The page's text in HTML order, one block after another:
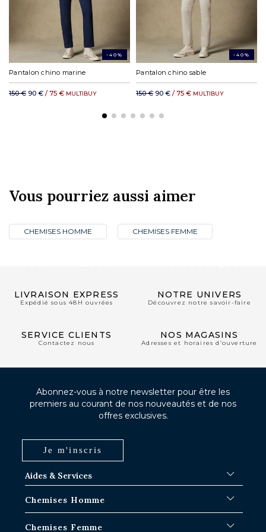
-40%
Pantalon chino marine
150 € 90 € / 75 € MULTIBUY
-40%
Pantalon chino sable
150 € 90 € / 75 € MULTIBUY
Vous pourriez aussi aimer
CHEMISES HOMME CHEMISES FEMME
LIVRAISON EXPRESS
Expédié sous 48H ouvrées
NOTRE UNIVERS
Découvrez notre savoir-faire
SERVICE CLIENTS
Contactez nous
NOS MAGASINS
Adresses et horaires d’ouverture
Aides & Services
Délais d'expédition
Chemises Homme
Chemises Femme
Abonnez-vous à notre newsletter pour être les
premiers au courant de nos nouveautés et de nos
offres exclusives.
Je m'inscris